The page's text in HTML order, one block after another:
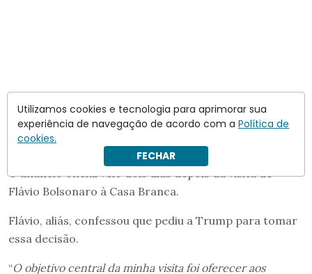
O anúncio oficial veio dois dias depois da visita de
Flávio Bolsonaro à Casa Branca.
Flávio, aliás, confessou que pediu a Trump para tomar
essa decisão.
“O objetivo central da minha visita foi oferecer aos
Utilizamos cookies e tecnologia para aprimorar sua
experiência de navegação de acordo com a Política de
cookies.
FECHAR